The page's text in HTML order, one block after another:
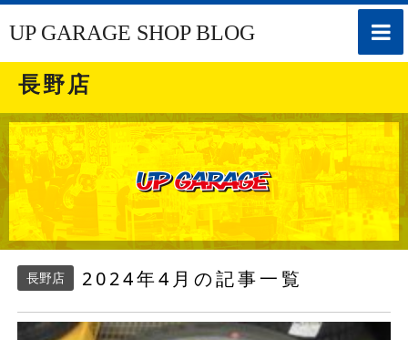
toggle
UP GARAGE SHOP BLOG
長野店
長野店 2024年4月の記事一覧